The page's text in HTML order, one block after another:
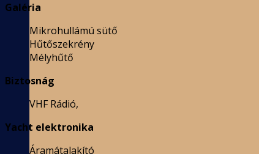
Galéria
Mikrohullámú sütő
Hűtőszekrény
Mélyhűtő
Biztosnág
VHF Rádió,
Yacht elektronika
Áramátalakító